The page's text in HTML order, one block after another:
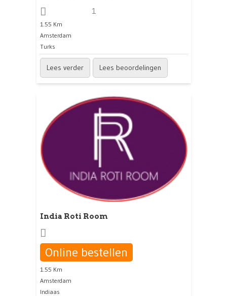
1
1.55 Km
Amsterdam
Turks
Lees verder Lees beoordelingen
India Roti Room
Online bestellen
1.55 Km
Amsterdam
Indiaas